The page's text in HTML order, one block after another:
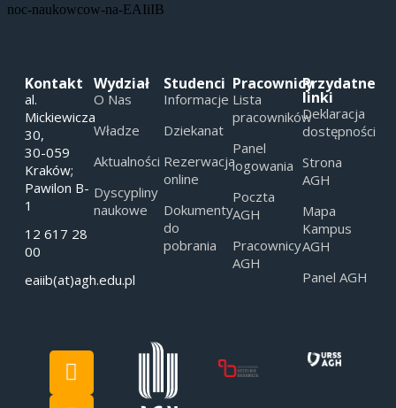
noc-naukowcow-na-EAIiIB
Kontakt
al.
Mickiewicza
30,
30-059
Kraków;
Pawilon B-
1
12 617 28
00
eaiib(at)agh.edu.pl
Wydział
O Nas
Władze
Aktualności
Dyscypliny
naukowe
Studenci
Informacje
Dziekanat
Rezerwacja
online
Dokumenty
do
pobrania
Pracownicy
Lista
pracowników
Panel
logowania
Poczta
AGH
Pracownicy
AGH
Przydatne
linki
Deklaracja
dostępności
Strona
AGH
Mapa
Kampus
AGH
Panel AGH